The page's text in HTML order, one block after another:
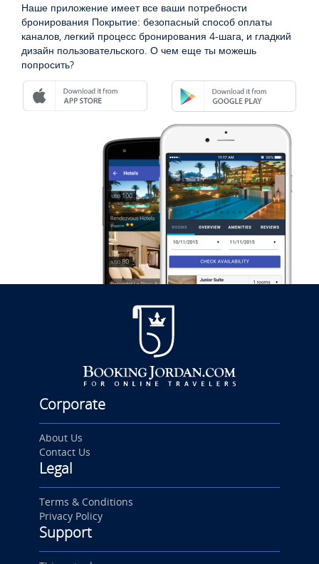
Наше приложение имеет все ваши потребности
бронирования Покрытие: безопасный способ оплаты
каналов, легкий процесс бронирования 4-шага, и гладкий
дизайн пользовательского. О чем еще ты можешь
попросить?
Corporate
About Us
Contact Us
Legal
Terms & Conditions
Privacy Policy
Support